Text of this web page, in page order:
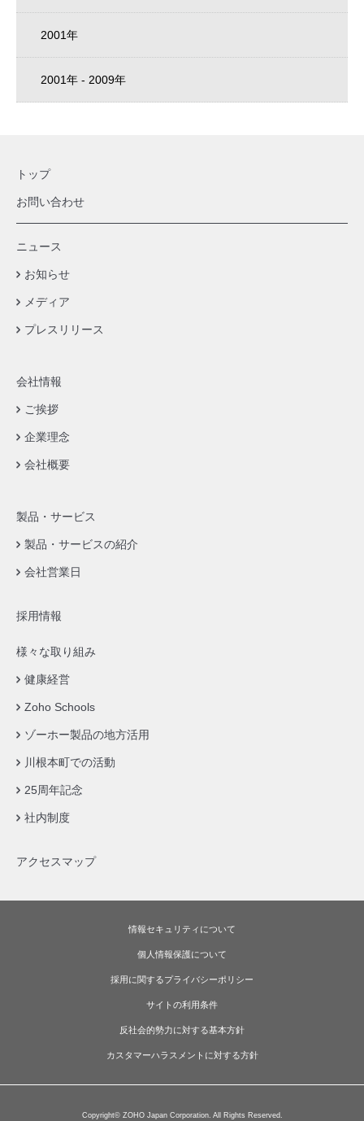
2001年
2001年 - 2009年
トップ
お問い合わせ
ニュース
お知らせ
メディア
プレスリリース
会社情報
ご挨拶
企業理念
会社概要
製品・サービス
製品・サービスの紹介
会社営業日
採用情報
様々な取り組み
健康経営
Zoho Schools
ゾーホー製品の地方活用
川根本町での活動
25周年記念
社内制度
アクセスマップ
情報セキュリティについて
個人情報保護について
採用に関するプライバシーポリシー
サイトの利用条件
反社会的勢力に対する基本方針
カスタマーハラスメントに対する方針
Copyright© ZOHO Japan Corporation. All Rights Reserved.